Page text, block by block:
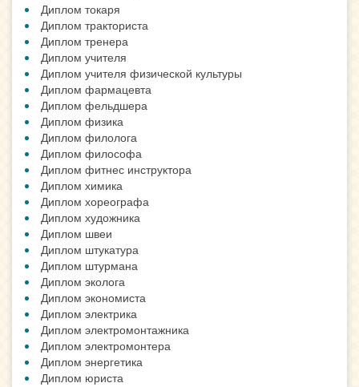
Диплом токаря
Диплом тракториста
Диплом тренера
Диплом учителя
Диплом учителя физической культуры
Диплом фармацевта
Диплом фельдшера
Диплом физика
Диплом филолога
Диплом философа
Диплом фитнес инструктора
Диплом химика
Диплом хореографа
Диплом художника
Диплом швеи
Диплом штукатура
Диплом штурмана
Диплом эколога
Диплом экономиста
Диплом электрика
Диплом электромонтажника
Диплом электромонтера
Диплом энергетика
Диплом юриста